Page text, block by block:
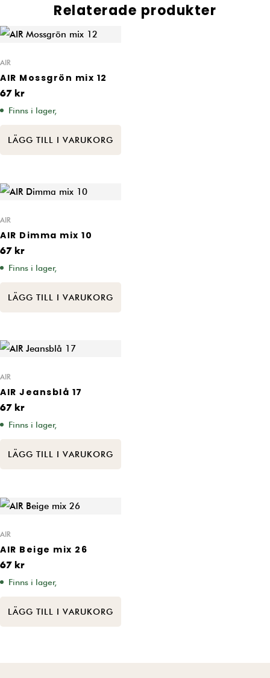
Relaterade produkter
AIR
AIR Mossgrön mix 12
67 kr
Finns i lager,
LÄGG TILL I VARUKORG
AIR
AIR Dimma mix 10
67 kr
Finns i lager,
LÄGG TILL I VARUKORG
AIR
AIR Jeansblå 17
67 kr
Finns i lager,
LÄGG TILL I VARUKORG
AIR
AIR Beige mix 26
67 kr
Finns i lager,
LÄGG TILL I VARUKORG